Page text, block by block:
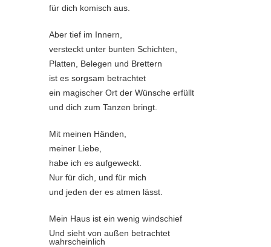
für dich komisch aus.
Aber tief im Innern,
versteckt unter bunten Schichten,
Platten, Belegen und Brettern
ist es sorgsam betrachtet
ein magischer Ort der Wünsche erfüllt
und dich zum Tanzen bringt.
Mit meinen Händen,
meiner Liebe,
habe ich es aufgeweckt.
Nur für dich, und für mich
und jeden der es atmen lässt.
Mein Haus ist ein wenig windschief
Und sieht von außen betrachtet
wahrscheinlich